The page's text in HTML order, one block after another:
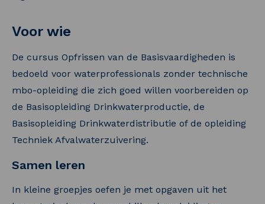
Voor wie
De cursus Opfrissen van de Basisvaardigheden is
bedoeld voor waterprofessionals zonder technische
mbo-opleiding die zich goed willen voorbereiden op
de Basisopleiding Drinkwaterproductie, de
Basisopleiding Drinkwaterdistributie of de opleiding
Techniek Afvalwaterzuivering.
Samen leren
In kleine groepjes oefen je met opgaven uit het